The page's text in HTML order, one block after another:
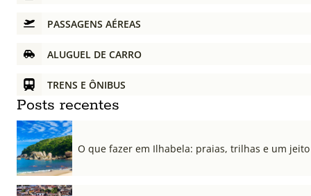
PASSAGENS AÉREAS
ALUGUEL DE CARRO
TRENS E ÔNIBUS
Posts recentes
O que fazer em Ilhabela: praias, trilhas e um